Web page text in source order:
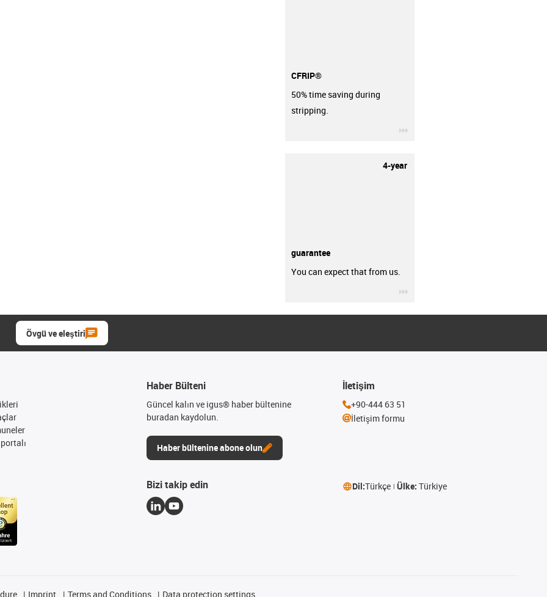
CFRIP®
50% time saving during
stripping.
4-year
guarantee
You can expect that from us.
Övgü ve eleştiri
Haber Bülteni
Güncel kalın ve igus® haber bültenine
buradan kaydolun.
Haber bültenine abone olun
İletişim
+90-444 63 51
İletişim formu
Bizi takip edin Dil:Türkçe Ülke: Türkiye
Imprint Terms and Conditions Data protection settings